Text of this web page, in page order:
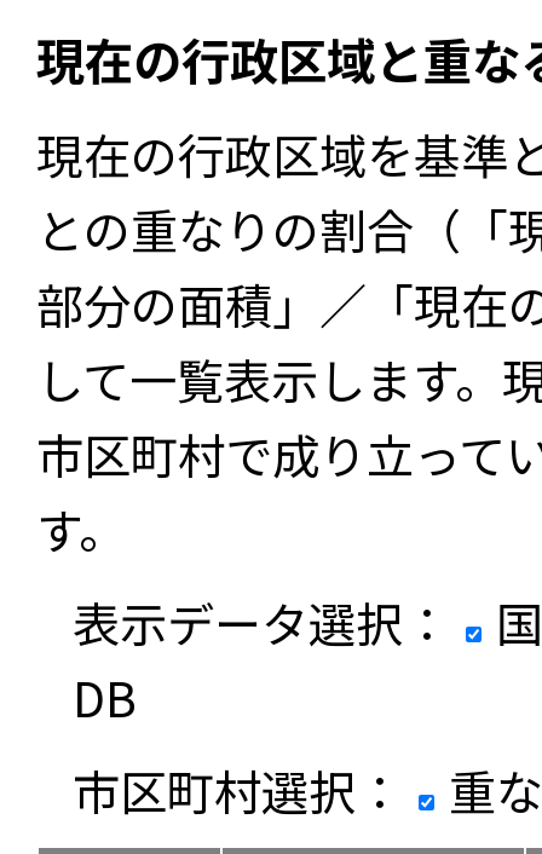
現在の行政区域と重
現在の行政区域を基準
との重なりの割合（「
部分の面積」／「現在
して一覧表示します。
市区町村で成り立って
す。
表示データ選択：
DB
市区町村選択：
重